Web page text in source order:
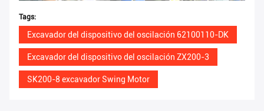
Tags:
Excavador del dispositivo del oscilación 62100110-DK
Excavador del dispositivo del oscilación ZX200-3
SK200-8 excavador Swing Motor